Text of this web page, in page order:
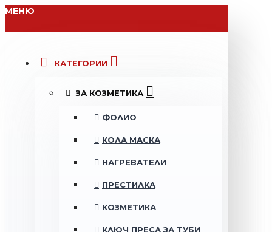
МЕНЮ
КАТЕГОРИИ
ЗА КОЗМЕТИКА
ФОЛИО
КОЛА МАСКА
НАГРЕВАТЕЛИ
ПРЕСТИЛКА
КОЗМЕТИКА
КЛЮЧ ПРЕСА ЗА ТУБИ